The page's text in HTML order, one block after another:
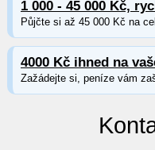
1 000 - 45 000 Kč,
Půjčte si až 45 000 Kč na
4000 Kč ihned na
Zažádejte si, peníze vám